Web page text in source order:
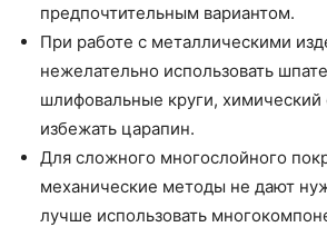
предпочтительным вариантом.
При работе с металлическими
нежелательно использовать
шлифовальные круги, химический
избежать царапин.
Для сложного многослойного
механические методы не дают
лучше использовать